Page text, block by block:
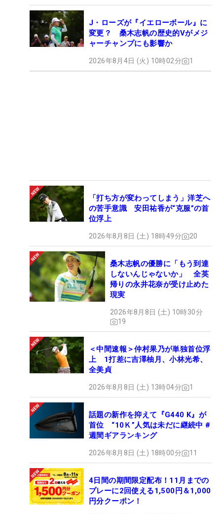
J・ローズが『イエローボール』に
変更？ 桑木志帆の歴史的Vがメジ
ャーチャンプにも影響か
2026年8月4日 (火) 10時02分 1
「打ち方が変わってしまう」洋芝へ
の苦手意識 安田祐香が“克服”の首
位浮上
2026年8月8日 (土) 18時49分 20
桑木志帆の優勝に「もう到達
しないんじゃないか」 全英
帰りの永井花奈が受け止めた
現実
2026年8月8日 (土) 10時30分
19
＜中間速報＞仲村果乃が単独首位浮
上 1打差に吉澤柚月、小林光希、
全美貞
2026年8月8日 (土) 13時04分 1
話題の新作を抑えて『G440 K』が
首位 “10Ｋ”人気は未だに継続中 #
週間ギアランキング
2026年8月8日 (土) 18時00分 11
4日間の期間限定配布！11月までの
プレーに2回使える1,500円＆1,000
円分クーポン！